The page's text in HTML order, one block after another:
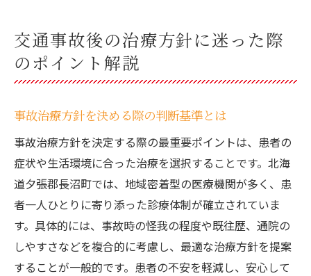
交通事故後の治療方針に迷った際
のポイント解説
事故治療方針を決める際の判断基準とは
事故治療方針を決定する際の最重要ポイントは、患者の
症状や生活環境に合った治療を選択することです。北海
道夕張郡長沼町では、地域密着型の医療機関が多く、患
者一人ひとりに寄り添った診療体制が確立されていま
す。具体的には、事故時の怪我の程度や既往歴、通院の
しやすさなどを複合的に考慮し、最適な治療方針を提案
することが一般的です。患者の不安を軽減し、安心して